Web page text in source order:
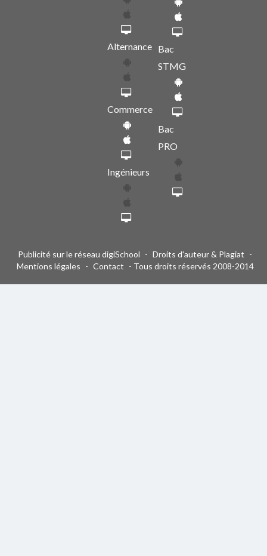
Alternance
Commerce
Ingénieurs
Bac
STMG
Bac
PRO
Publicité sur le réseau digiSchool - Droits d'auteur & Plagiat -
Mentions légales - Contact - Tous droits réservés 2008-2014